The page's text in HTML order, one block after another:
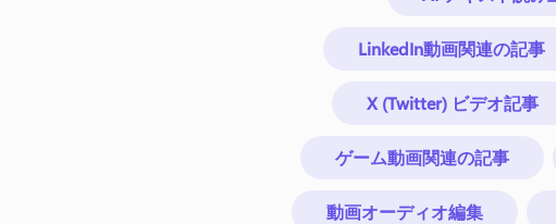
LinkedIn動画関連の記事
X (Twitter) ビデオ記事
ゲーム動画関連の記事
動画オーディオ編集